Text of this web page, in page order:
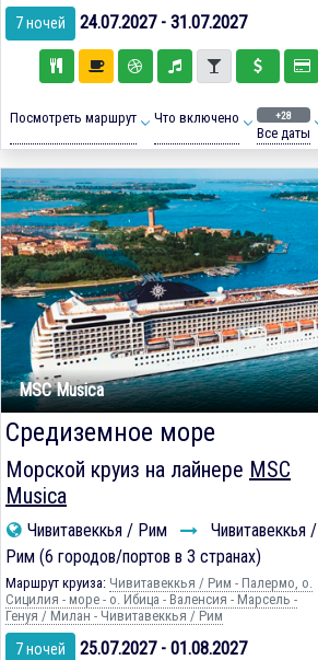
7 ночей 24.07.2027 - 31.07.2027
Посмотреть маршрут Что включено +28
Все даты
MSC Musica
Средиземное море
Морской круиз на лайнере MSC
Musica
Чивитавеккья / Рим
Чивитавеккья /
Рим (6 городов/портов в 3 странах)
Маршрут круиза: Чивитавеккья / Рим - Палермо, о.
Сицилия - море - о. Ибица - Валенсия - Марсель -
Генуя / Милан - Чивитавеккья / Рим
7 ночей 25.07.2027 - 01.08.2027